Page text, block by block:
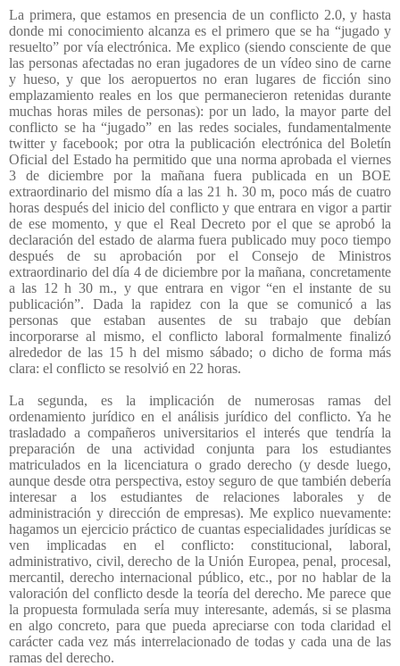
La primera, que estamos en presencia de un conflicto 2.0, y hasta
donde mi conocimiento alcanza es el primero que se ha “jugado y
resuelto” por vía electrónica. Me explico (siendo consciente de que
las personas afectadas no eran jugadores de un vídeo sino de carne
y hueso, y que los aeropuertos no eran lugares de ficción sino
emplazamiento reales en los que permanecieron retenidas durante
muchas horas miles de personas): por un lado, la mayor parte del
conflicto se ha “jugado” en las redes sociales, fundamentalmente
twitter y facebook; por otra la publicación electrónica del Boletín
Oficial del Estado ha permitido que una norma aprobada el viernes
3 de diciembre por la mañana fuera publicada en un BOE
extraordinario del mismo día a las 21 h. 30 m, poco más de cuatro
horas después del inicio del conflicto y que entrara en vigor a partir
de ese momento, y que el Real Decreto por el que se aprobó la
declaración del estado de alarma fuera publicado muy poco tiempo
después de su aprobación por el Consejo de Ministros
extraordinario del día 4 de diciembre por la mañana, concretamente
a las 12 h 30 m., y que entrara en vigor “en el instante de su
publicación”. Dada la rapidez con la que se comunicó a las
personas que estaban ausentes de su trabajo que debían
incorporarse al mismo, el conflicto laboral formalmente finalizó
alrededor de las 15 h del mismo sábado; o dicho de forma más
clara: el conflicto se resolvió en 22 horas.
La segunda, es la implicación de numerosas ramas del
ordenamiento jurídico en el análisis jurídico del conflicto. Ya he
trasladado a compañeros universitarios el interés que tendría la
preparación de una actividad conjunta para los estudiantes
matriculados en la licenciatura o grado derecho (y desde luego,
aunque desde otra perspectiva, estoy seguro de que también debería
interesar a los estudiantes de relaciones laborales y de
administración y dirección de empresas). Me explico nuevamente:
hagamos un ejercicio práctico de cuantas especialidades jurídicas se
ven implicadas en el conflicto: constitucional, laboral,
administrativo, civil, derecho de la Unión Europea, penal, procesal,
mercantil, derecho internacional público, etc., por no hablar de la
valoración del conflicto desde la teoría del derecho. Me parece que
la propuesta formulada sería muy interesante, además, si se plasma
en algo concreto, para que pueda apreciarse con toda claridad el
carácter cada vez más interrelacionado de todas y cada una de las
ramas del derecho.